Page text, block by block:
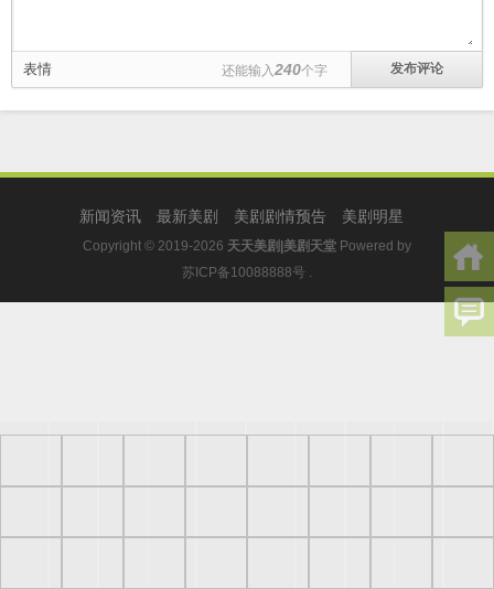
表情 还能输入 240个字
新闻资讯 最新美剧 美剧剧情预告 美剧明星
Copyright © 2019-2026 天天美剧|美剧天堂 Powered by
苏ICP备10088888号 .